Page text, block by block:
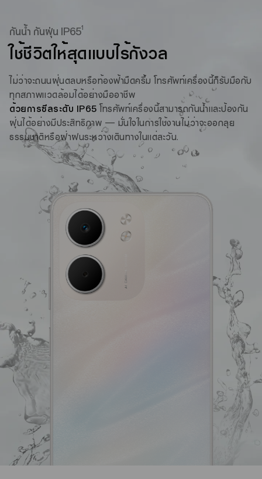
กันน้ำ กันฝุ่น IP651
ใช้ชีวิตให้สุดแบบไร้กังวล
ไม่ว่าจะถนนฝุ่นตลบหรือท้องฟ้ามืดครึ้ม โทรศัพท์เครื่องนี้ก็รับมือกับ
ทุกสภาพแวดล้อมได้อย่างมืออาชีพ
ด้วยการซีลระดับ IP65 โทรศัพท์เครื่องนี้สามารถกันน้ำและป้องกัน
ฝุ่นได้อย่างมีประสิทธิภาพ — มั่นใจในการใช้งานไม่ว่าจะออกลุย
ธรรมชาติหรือฝ่าฝนระหว่างเดินทางในแต่ละวัน.